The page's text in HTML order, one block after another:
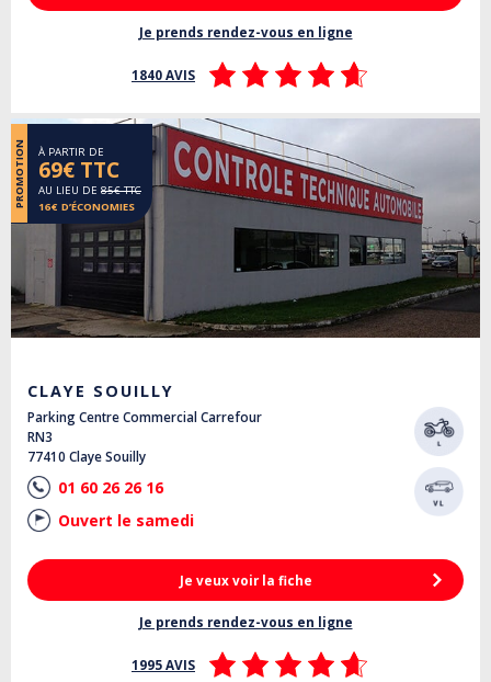
Je prends rendez-vous en ligne
1840 AVIS
PROMOTION À PARTIR DE
69€ TTC
AU LIEU DE 85€ TTC
16€ D’ÉCONOMIES
CLAYE SOUILLY
Parking Centre Commercial Carrefour
RN3
77410 Claye Souilly
01 60 26 26 16
Ouvert le samedi
Je veux voir la fiche
Je prends rendez-vous en ligne
1995 AVIS